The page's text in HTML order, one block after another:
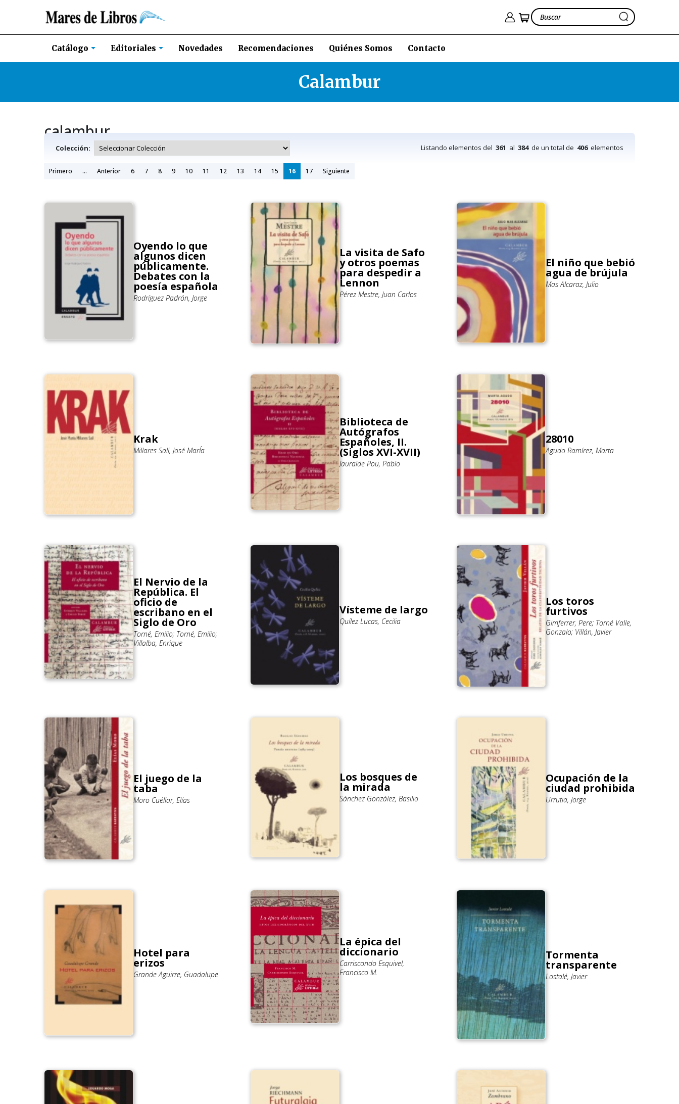
Catálogo Editoriales Novedades Recomendaciones Quiénes Somos Contacto
Calambur
calambur
Colección: Listando elementos del 361 al 384de un total de 406elementos
Primero ... Anterior 6 7 8 9 10 11 12 13 14 15 16 17 Siguiente
Oyendo lo que
algunos dicen
públicamente.
Debates con la
poesía española
Rodríguez Padrón, Jorge
La visita de Safo
y otros poemas
para despedir a
Lennon
Pérez Mestre, Juan Carlos
El niño que bebió
agua de brújula
Mas Alcaraz, Julio
Krak
Millares Sall, José MarÍa
Biblioteca de
Autógrafos
Españoles, II.
(Siglos XVI-XVII)
Jauralde Pou, Pablo
28010
Agudo Ramírez, Marta
El Nervio de la
República. El
oficio de
escribano en el
Siglo de Oro
Torné, Emilio; Torné, Emilio;
Villalba, Enrique
Vísteme de largo
Quílez Lucas, Cecilia
Los toros
furtivos
Gimferrer, Pere; Torné Valle,
Gonzalo; Villán, Javier
El juego de la
taba
Moro Cuéllar, Elías
Los bosques de
la mirada
Sánchez González, Basilio
Ocupación de la
ciudad prohibida
Urrutia, Jorge
Hotel para
erizos
Grande Aguirre, Guadalupe
La épica del
diccionario
Carriscondo Esquivel,
Francisco M.
Tormenta
transparente
Lostalé, Javier